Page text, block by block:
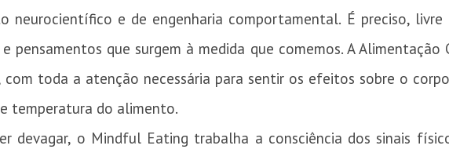
neurocientífico e de engenharia comportamental. É preciso,
pensamentos que surgem à medida que comemos. A
com toda a atenção necessária para sentir os efeitos sobre o
temperatura do alimento.
devagar, o Mindful Eating trabalha a consciência dos sinais